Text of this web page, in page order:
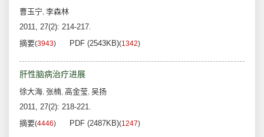
曹玉宁, 李森林
2011, 27(2): 214-217.
摘要(3943) PDF (2543KB)(1342)
肝性脑病治疗进展
徐大海, 张楠, 高金莹, 吴扬
2011, 27(2): 218-221.
摘要(4446) PDF (2487KB)(1247)